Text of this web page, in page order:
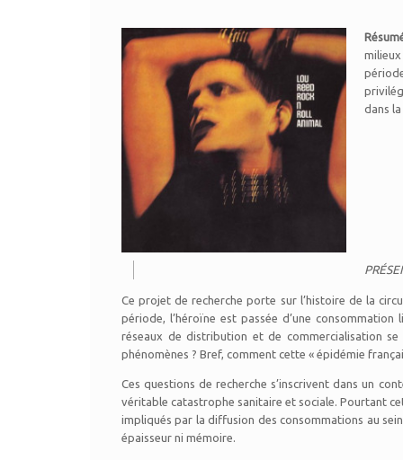
dans
Ce projet de recherche porte sur l’histoire de la
période, l’héroïne est passée d’une
réseaux de distribution et de commercialisation se
phénomènes ? Bref, comment cette « épidémie
Ces questions de recherche s’inscrivent dans un
véritable catastrophe sanitaire et sociale. Pourtant
impliqués par la diffusion des consommations au
épaisseur ni mémoire.